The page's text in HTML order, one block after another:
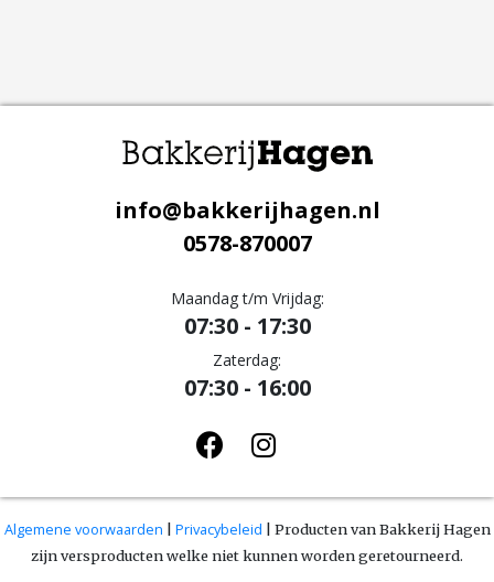
info@bakkerijhagen.nl
0578-870007
Maandag t/m Vrijdag:
07:30 - 17:30
Zaterdag:
07:30 - 16:00
Algemene voorwaarden Privacybeleid | Producten van Bakkerij Hagen
zijn versproducten welke niet kunnen worden geretourneerd.